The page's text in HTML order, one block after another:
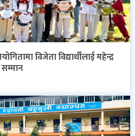
विजेता विद्यार्थीलाई महेन्द्र
सम्मान